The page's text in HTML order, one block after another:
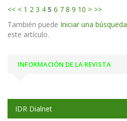
<< < 1 2 3 4 5 6 7 8 9 10 > >>
También puede Iniciar una
este artículo.
INFORMACIÓN DE LA REVISTA
IDR Dialnet